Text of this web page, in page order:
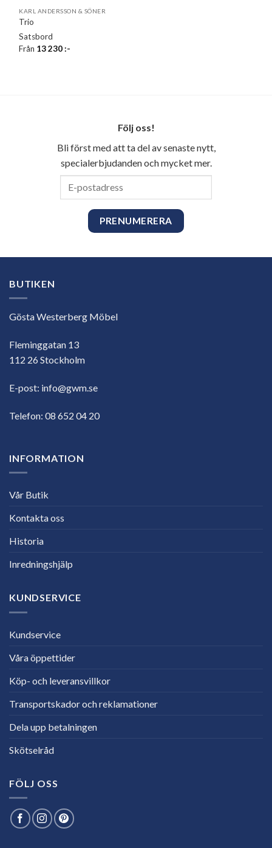
KARL ANDERSSON & SÖNER
Trio
Satsbord
Från 13 230:-
Följ oss!
Bli först med att ta del av senaste nytt,
specialerbjudanden och mycket mer.
BUTIKEN
Gösta Westerberg Möbel
Fleminggatan 13
112 26 Stockholm
E-post: info@gwm.se
Telefon: 08 652 04 20
INFORMATION
Vår Butik
Kontakta oss
Historia
Inredningshjälp
KUNDSERVICE
Kundservice
Våra öppettider
Köp- och leveransvillkor
Transportskador och reklamationer
Dela upp betalningen
Skötselråd
FÖLJ OSS